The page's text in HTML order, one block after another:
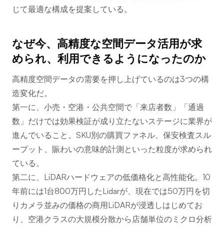
じて最適な構成を提案している。
なぜ今、高精度な空間データ活用が求
められ、利用できるようになったのか
高精度空間データの需要を押し上げているのは3つの構
造変化だ。
第一に、小売・空港・公共空間で「来店者数」「通過
数」だけでは効果検証が成り立たないステージに業界が
進んでいること。SKU別の購買ファネル、保安検査スル
ープット、賑わいの意味的計測といった粒度が求められ
ている。
第二に、LiDARハードウェアの低価格化と高性能化。10
年前には1台800万円したLidarが、現在では50万円を切
りカメラ並みの価格の商用LiDARが浸透しはじめてお
り、空港クラスの大規模分散から店舗単位のミクロ分析